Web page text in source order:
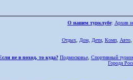
О нашем турклубе: Архив
Отдых, Дом, Дети, Комп, Авто,
не в поход, то куда? Подмосковье, Спортивный
Города